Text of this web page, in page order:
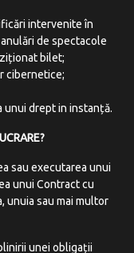
intervenite în
de spectacole
bilet;
cibernetice;
unui drept in instanță.
sau executarea unui
unui Contract cu
unuia sau mai multor
unei obligații